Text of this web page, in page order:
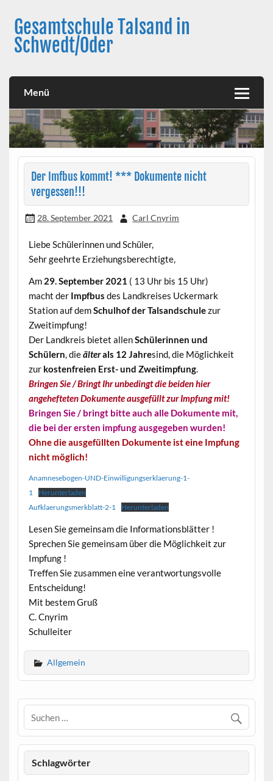
contentGesamtschule Talsand in
Schwedt/Oder
Menü
Der Imfbus kommt! *** Dokumente nicht
vergessen!!!
28. September 2021 Carl Cnyrim
Liebe Schülerinnen und Schüler,
Sehr geehrte Erziehungsberechtigte,
Am29. September 2021 ( 13 Uhr bis 15 Uhr)
macht derImpfbus des Landkreises Uckermark
Station auf demSchulhof der Talsandschulezur
Zweitimpfung!
Der Landkreis bietet allenSchülerinnen und
Schülern , dieälterals 12 Jahresind, die Möglichkeit
zur kostenfreien Erst- und Zweitimpfung.
Bringen Sie / Bringt Ihr unbedingt die beiden hier
angehefteten Dokumente ausgefüllt zur Impfung mit!
Bringen Sie / bringt bitte auch alle Dokumente mit,
die bei der ersten impfung ausgegeben wurden!
Ohne die ausgefüllten Dokumente ist eine Impfung
nicht möglich!
Anamnesebogen-UND-Einwilligungserklaerung-1-
1
Herunterladen
Aufklaerungsmerkblatt-2-1
Herunterladen
Lesen Sie gemeinsam die Informationsblätter !
Sprechen Sie gemeinsam über die Möglichkeit zur
Impfung !
Treffen Sie zusammen eine verantwortungsvolle
Entscheidung!
Mit bestem Gruß
C. Cnyrim
Schulleiter
Allgemein
Schlagwörter